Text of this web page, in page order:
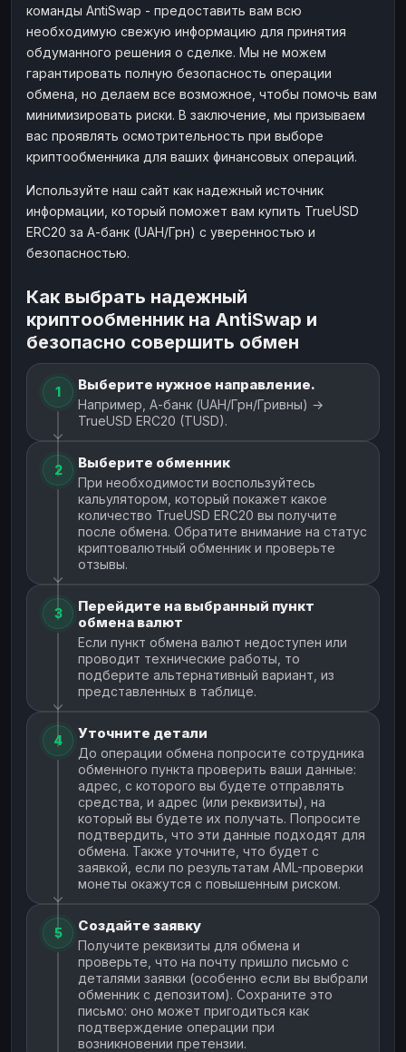
команды AntiSwap - предоставить вам всю
необходимую свежую информацию для принятия
обдуманного решения о сделке. Мы не можем
гарантировать полную безопасность операции
обмена, но делаем все возможное, чтобы помочь вам
минимизировать риски. В заключение, мы призываем
вас проявлять осмотрительность при выборе
криптообменника для ваших финансовых операций.
Используйте наш сайт как надежный источник
информации, который поможет вам купить TrueUSD
ERC20 за А-банк (UAH/Грн) с уверенностью и
безопасностью.
Как выбрать надежный
криптообменник на AntiSwap и
безопасно совершить обмен
1 Выберите нужное направление.
Например, А-банк (UAH/Грн/Гривны) →
TrueUSD ERC20 (TUSD).
2 Выберите обменник
При необходимости воспользуйтесь
кальулятором, который покажет какое
количество TrueUSD ERC20 вы получите
после обмена. Обратите внимание на статус
криптовалютный обменник и проверьте
отзывы.
3
Перейдите на выбранный пункт
обмена валют
Если пункт обмена валют недоступен или
проводит технические работы, то
подберите альтернативный вариант, из
представленных в таблице.
4 Уточните детали
До операции обмена попросите сотрудника
обменного пункта проверить ваши данные:
адрес, с которого вы будете отправлять
средства, и адрес (или реквизиты), на
который вы будете их получать. Попросите
подтвердить, что эти данные подходят для
обмена. Также уточните, что будет с
заявкой, если по результатам AML-проверки
монеты окажутся с повышенным риском.
5 Создайте заявку
Получите реквизиты для обмена и
проверьте, что на почту пришло письмо с
деталями заявки (особенно если вы выбрали
обменник с депозитом). Сохраните это
письмо: оно может пригодиться как
подтверждение операции при
возникновении претензии.